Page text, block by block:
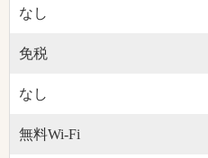
なし
免税
なし
無料Wi-Fi